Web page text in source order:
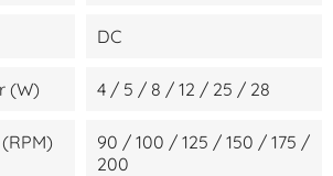
DC
(W) 4 / 5 / 8 / 12 / 25 / 28
90 / 100 / 125 / 150 / 175 /
200